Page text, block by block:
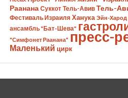
Раанана Суккот Тель-Авив Тель-
Фестиваль Израиля Ханука Эйн-Харод
ансамбль "Бат-Шева"
"Симфонет Раанана" пресс-
Маленький цирк